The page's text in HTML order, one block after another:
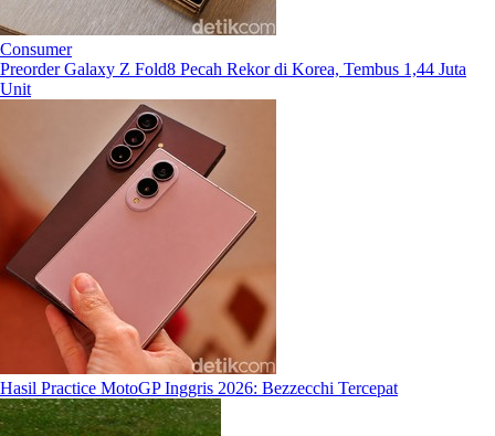
Consumer
Preorder Galaxy Z Fold8 Pecah Rekor di Korea, Tembus 1,44 Juta
Unit
Hasil Practice MotoGP Inggris 2026: Bezzecchi Tercepat